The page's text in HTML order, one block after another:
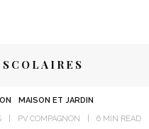
MAISON ET JARDIN
PV COMPAGNON 6 MIN READ